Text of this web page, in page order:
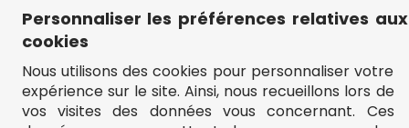
PrixLe moins cher
Personnaliser les préférences relatives aux
cookies
Nous utilisons des cookies pour personnaliser votre
expérience sur le site. Ainsi, nous recueillons lors de
vos visites des données vous concernant. Ces